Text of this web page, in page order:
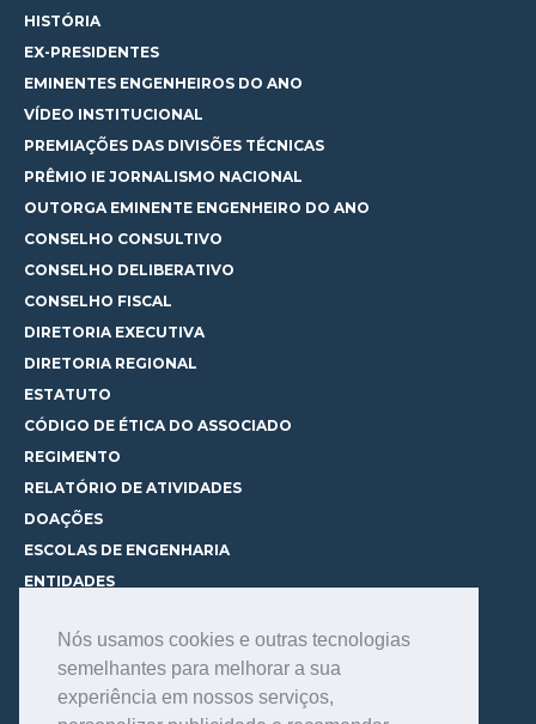
Nós usamos cookies e outras tecnologias
semelhantes para melhorar a sua
experiência em nossos serviços,
HISTÓRIA
EX-PRESIDENTES
EMINENTES ENGENHEIROS DO ANO
VÍDEO INSTITUCIONAL
PREMIAÇÕES DAS DIVISÕES TÉCNICAS
PRÊMIO IE JORNALISMO NACIONAL
OUTORGA EMINENTE ENGENHEIRO DO ANO
CONSELHO CONSULTIVO
CONSELHO DELIBERATIVO
CONSELHO FISCAL
DIRETORIA EXECUTIVA
DIRETORIA REGIONAL
ESTATUTO
CÓDIGO DE ÉTICA DO ASSOCIADO
REGIMENTO
RELATÓRIO DE ATIVIDADES
DOAÇÕES
ESCOLAS DE ENGENHARIA
ENTIDADES
CURSOS
CONHEÇA OS CURSOS
CENTRAL DE MENTORIA